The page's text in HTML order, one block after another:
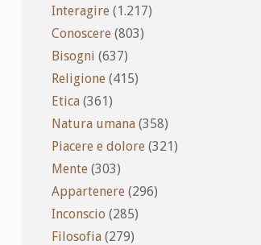
Interagire (1.217)
Conoscere (803)
Bisogni (637)
Religione (415)
Etica (361)
Natura umana (358)
Piacere e dolore (321)
Mente (303)
Appartenere (296)
Inconscio (285)
Filosofia (279)